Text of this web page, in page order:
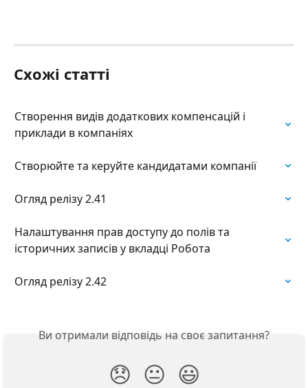
Схожі статті
Створення видів додаткових компенсацій і
приклади в компаніях
Створюйте та керуйте кандидатами компанії
Огляд релізу 2.41
Налаштування прав доступу до полів та
історичних записів у вкладці Робота
Огляд релізу 2.42
Ви отримали відповідь на своє запитання?
😞 😐 😃